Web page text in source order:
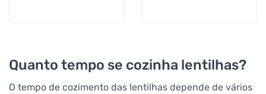
Quanto tempo se cozinha lentilhas?
O tempo de cozimento das lentilhas depende de vários